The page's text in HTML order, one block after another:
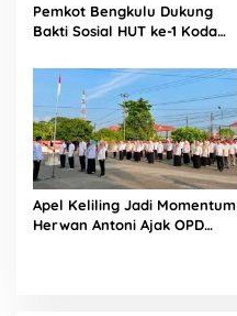
Pemkot Bengkulu Dukung
Bakti Sosial HUT ke-1 Kodam
Sinergi untuk Masyarakat
Apel Keliling Jadi Momentum
Herwan Antoni Ajak OPD